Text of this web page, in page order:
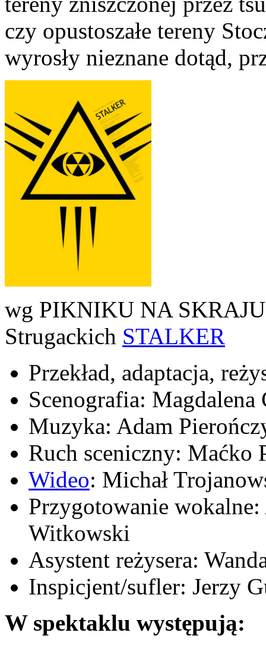
czy opustoszałe tereny
wyrosły nieznane dotąd,
wg PIKNIKU NA
Strugackich STALKER
Przekład, adaptacja,
Scenografia: Magdalena
Muzyka: Adam
Ruch sceniczny: Maćko
Wideo: Michał
Przygotowanie
Witkowski
Asystent reżysera:
Inspicjent/sufler: Jerzy
W spektaklu występują: